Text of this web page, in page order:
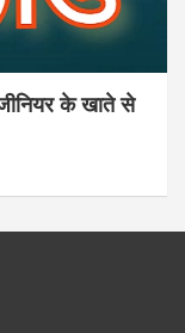
के खाते से